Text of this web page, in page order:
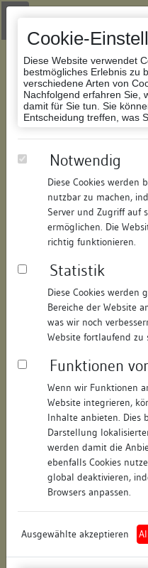
Cookie-
Diese Website verwendet
bestmögliches Erlebnis zu
verschiedene Arten von
Nachfolgend erfahren Sie,
damit für Sie tun. Sie
Entscheidung treffen, was
Notwendig
Diese Cookies werden
nutzbar zu machen,
Server und Zugriff auf
ermöglichen. Die
richtig funktionieren.
Statistik
Diese Cookies werden
Bereiche der Website
was wir noch
Website fortlaufend zu
Funktionen
Wenn wir Funktionen
Website integrieren,
Inhalte anbieten. Dies
Darstellung
werden damit die
ebenfalls Cookies
global deaktivieren,
Browsers anpassen.
Ausgewählte akzeptieren
Zur Navigation springen
Zum Inhalt der Website springen
Datenbank
171212379312/Datum:
Datenbestand:
Objektdaten
Straße:
Hausnummer:
Postleitzahl:
Stadt-Teilort:
Regierungsbezirk:
Wohnplatzschlüssel:
Flurstücknummer:
Historischer Straßenname: